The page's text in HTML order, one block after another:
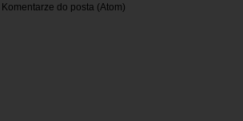
Komentarze do posta (Atom)